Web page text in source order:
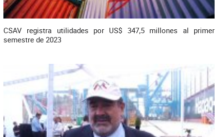
CSAV registra utilidades por US$ 347,5 millones al primer
semestre de 2023